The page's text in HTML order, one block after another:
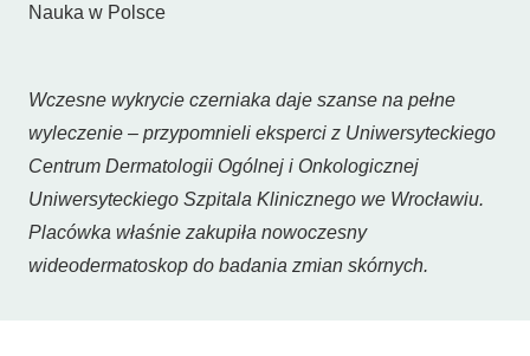
Nauka w Polsce
Wczesne wykrycie czerniaka daje szanse na pełne
wyleczenie – przypomnieli eksperci z Uniwersyteckiego
Centrum Dermatologii Ogólnej i Onkologicznej
Uniwersyteckiego Szpitala Klinicznego we Wrocławiu.
Placówka właśnie zakupiła nowoczesny
wideodermatoskop do badania zmian skórnych.